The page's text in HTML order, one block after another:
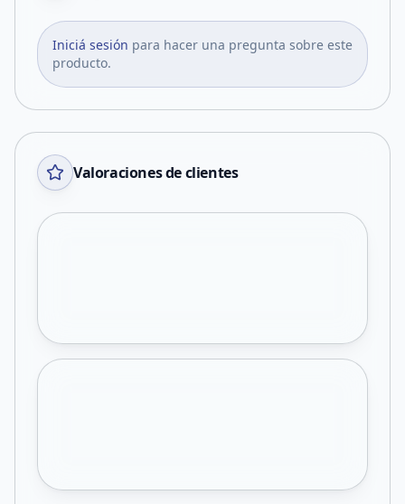
Iniciá sesión para hacer una pregunta sobre este
producto.
Valoraciones de clientes